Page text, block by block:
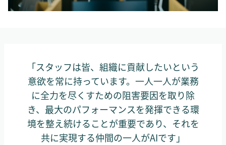
「スタッフは皆、組織に貢献したいという
意欲を常に持っています。一人一人が業務
に全力を尽くすための阻害要因を取り除
き、最大のパフォーマンスを発揮できる環
境を整え続けることが重要であり、それを
共に実現する仲間の一人がAIです」